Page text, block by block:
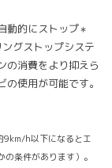
動的にストップ＊
グストップシステ
の消費をより抑えら
使用が可能です。
9km/h以下になるとエ
条件があります）。